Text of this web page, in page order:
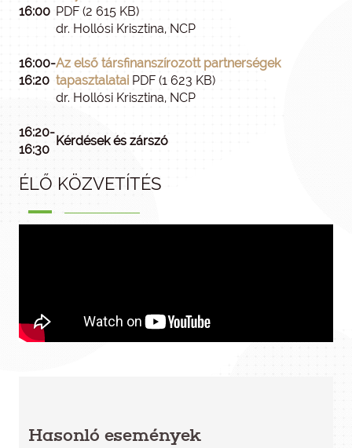
16:00 PDF (2 615 KB)
dr. Hollósi Krisztina, NCP
16:00-
16:20
Az első társfinanszírozott partnerségek
tapasztalatai PDF (1 623 KB)
dr. Hollósi Krisztina, NCP
16:20-
16:30
Kérdések és zárszó
ÉLŐ KÖZVETÍTÉS
Hasonló események